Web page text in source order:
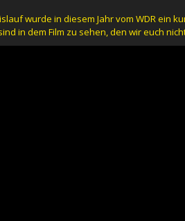
wurde in diesem Jahr vom WDR ein
in dem Film zu sehen, den wir euch